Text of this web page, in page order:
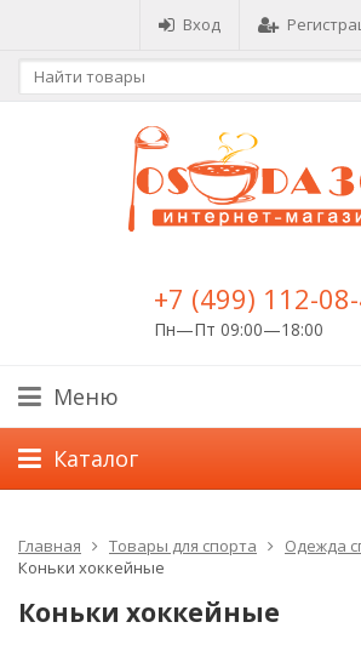
Вход
+7 (499) 112-
Пн—Пт 09:00—18:00
Меню
Каталог
Главная Товары для спорта
Одежда
Коньки хоккейные
Коньки хоккейные